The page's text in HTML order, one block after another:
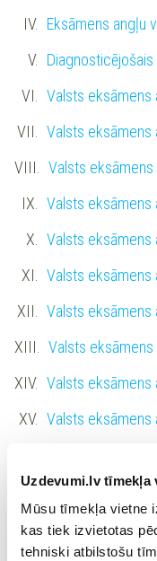
Uzdevumi.lv tīmekļa
Mūsu tīmekļa vietne
kas tiek izvietotas
tehniski atbilstošu
Eksāmens angļu
Valsts eksāmens
Valsts eksāmens
Valsts eksāmens
Valsts eksāmens
Valsts eksāmens
Valsts eksāmens
Valsts eksāmens
Valsts eksāmens
Valsts eksāmens
Valsts eksāmens
Angļu